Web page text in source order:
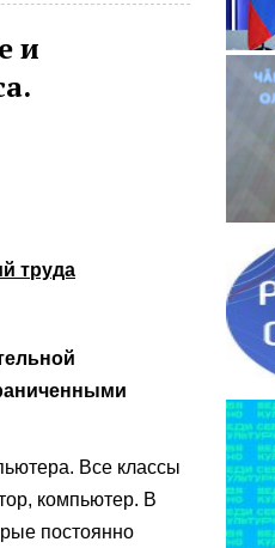
и
труда
Все классы
компьютер. В
постоянно